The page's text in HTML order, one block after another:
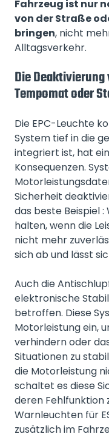
Fahrzeug ist nur
von der Straße
bringen, nicht
Alltagsverkehr.
Die
Tempomat oder
Die EPC-Leuchte
System tief in die
integriert ist, hat
Konsequenzen.
Sicherheit
das beste Beispiel
halten, wenn die
nicht mehr
sich ab und lässt
Auch die
elektronische
betroffen. Diese
Motorleistung ein,
verhindern oder
Situationen zu
die Motorleistung
schaltet es diese
deren Fehlfunktion
Warnleuchten für
zusätzlich im